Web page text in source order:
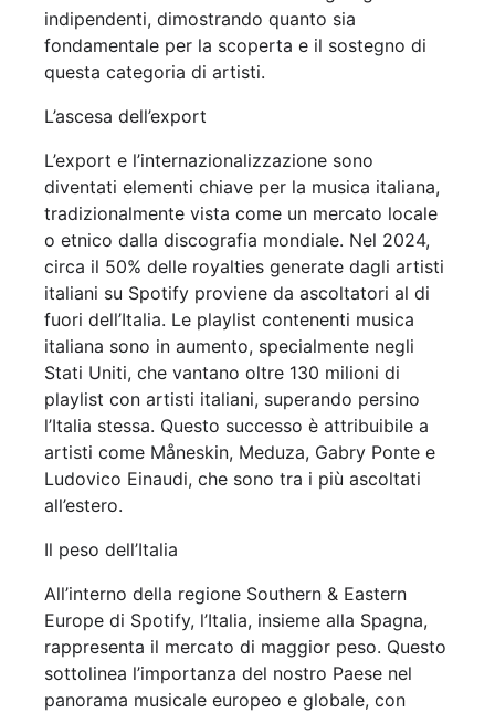
indipendenti, dimostrando quanto sia
fondamentale per la scoperta e il sostegno di
questa categoria di artisti.
L’ascesa dell’export
L’export e l’internazionalizzazione sono
diventati elementi chiave per la musica italiana,
tradizionalmente vista come un mercato locale
o etnico dalla discografia mondiale. Nel 2024,
circa il 50% delle royalties generate dagli artisti
italiani su Spotify proviene da ascoltatori al di
fuori dell’Italia. Le playlist contenenti musica
italiana sono in aumento, specialmente negli
Stati Uniti, che vantano oltre 130 milioni di
playlist con artisti italiani, superando persino
l’Italia stessa. Questo successo è attribuibile a
artisti come Måneskin, Meduza, Gabry Ponte e
Ludovico Einaudi, che sono tra i più ascoltati
all’estero.
Il peso dell’Italia
All’interno della regione Southern & Eastern
Europe di Spotify, l’Italia, insieme alla Spagna,
rappresenta il mercato di maggior peso. Questo
sottolinea l’importanza del nostro Paese nel
panorama musicale europeo e globale, con